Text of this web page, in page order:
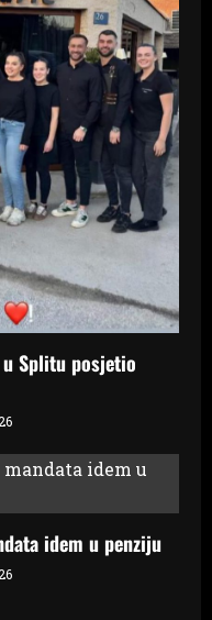
Splitu posjetio
idem u penziju